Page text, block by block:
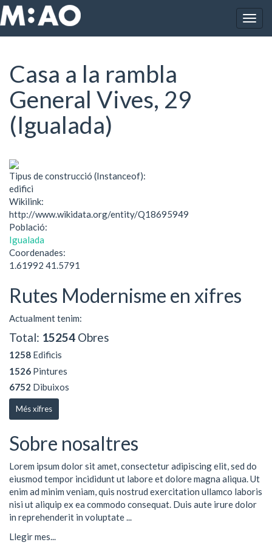
Vés al contingut
Inici Casa a la rambla General Vives, 29 (Igualada)
Casa a la rambla
General Vives, 29
(Igualada)
Tipus de construcció (Instanceof):
edifici
Wikilink:
http://www.wikidata.org/entity/Q18695949
Població:
Igualada
Coordenades:
1.61992 41.5791
Rutes Modernisme en xifres
Actualment tenim:
Total: 15254 Obres
1258 Edificis
1526 Pintures
6752 Dibuixos
Més xifres
Sobre nosaltres
Lorem ipsum dolor sit amet, consectetur adipiscing elit, sed do
eiusmod tempor incididunt ut labore et dolore magna aliqua. Ut
enim ad minim veniam, quis nostrud exercitation ullamco laboris
nisi ut aliquip ex ea commodo consequat. Duis aute irure dolor
in reprehenderit in voluptate ...
Llegir mes...